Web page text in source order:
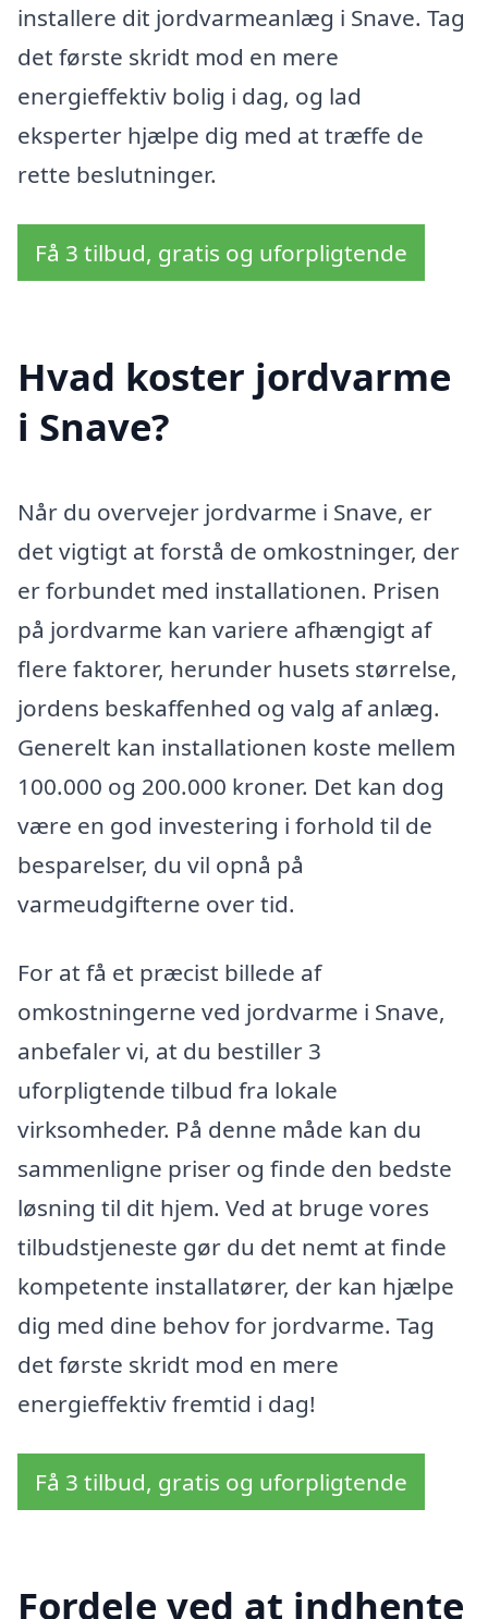
installere dit jordvarmeanlæg i Snave. Tag
det første skridt mod en mere
energieffektiv bolig i dag, og lad
eksperter hjælpe dig med at træffe de
rette beslutninger.
Få 3 tilbud, gratis og uforpligtende
Hvad koster jordvarme
i Snave?
Når du overvejer jordvarme i Snave, er
det vigtigt at forstå de omkostninger, der
er forbundet med installationen. Prisen
på jordvarme kan variere afhængigt af
flere faktorer, herunder husets størrelse,
jordens beskaffenhed og valg af anlæg.
Generelt kan installationen koste mellem
100.000 og 200.000 kroner. Det kan dog
være en god investering i forhold til de
besparelser, du vil opnå på
varmeudgifterne over tid.
For at få et præcist billede af
omkostningerne ved jordvarme i Snave,
anbefaler vi, at du bestiller 3
uforpligtende tilbud fra lokale
virksomheder. På denne måde kan du
sammenligne priser og finde den bedste
løsning til dit hjem. Ved at bruge vores
tilbudstjeneste gør du det nemt at finde
kompetente installatører, der kan hjælpe
dig med dine behov for jordvarme. Tag
det første skridt mod en mere
energieffektiv fremtid i dag!
Få 3 tilbud, gratis og uforpligtende
Fordele ved at indhente